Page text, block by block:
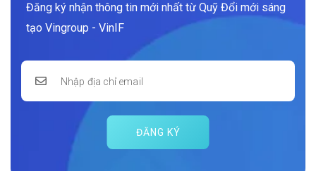
Đăng ký nhận thông tin mới nhất từ Quỹ Đổi mới sáng
tạo Vingroup - VinIF
ĐĂNG KÝ